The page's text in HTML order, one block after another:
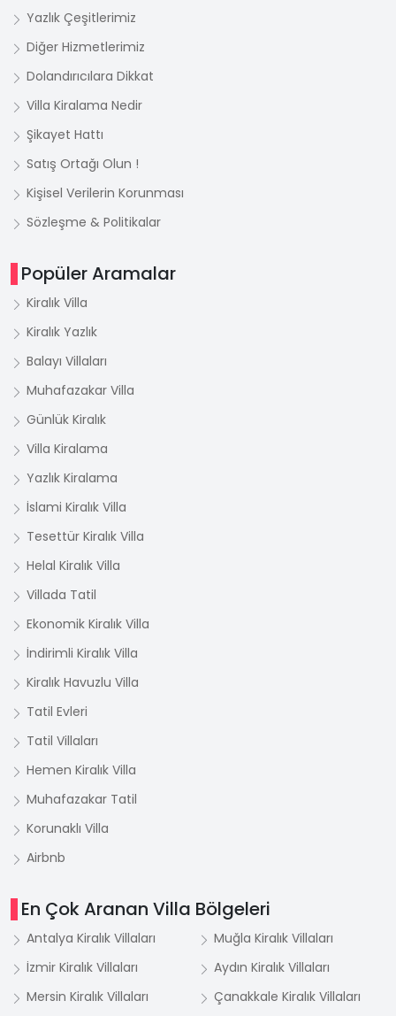
Yazlık Çeşitlerimiz
Diğer Hizmetlerimiz
Dolandırıcılara Dikkat
Villa Kiralama Nedir
Şikayet Hattı
Satış Ortağı Olun !
Kişisel Verilerin Korunması
Sözleşme & Politikalar
Popüler Aramalar
Kiralık Villa
Kiralık Yazlık
Balayı Villaları
Muhafazakar Villa
Günlük Kiralık
Villa Kiralama
Yazlık Kiralama
İslami Kiralık Villa
Tesettür Kiralık Villa
Helal Kiralık Villa
Villada Tatil
Ekonomik Kiralık Villa
İndirimli Kiralık Villa
Kiralık Havuzlu Villa
Tatil Evleri
Tatil Villaları
Hemen Kiralık Villa
Muhafazakar Tatil
Korunaklı Villa
Airbnb
En Çok Aranan Villa Bölgeleri
Antalya Kiralık Villaları
Muğla Kiralık Villaları
İzmir Kiralık Villaları
Aydın Kiralık Villaları
Mersin Kiralık Villaları
Çanakkale Kiralık Villaları